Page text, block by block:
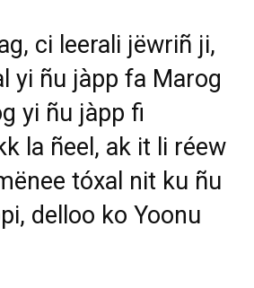
ci leerali jëwriñ ji,
yi ñu jàpp fa Marog
yi ñu jàpp fi
la ñeel, ak it li réew
tóxal nit ku ñu
delloo ko Yoonu